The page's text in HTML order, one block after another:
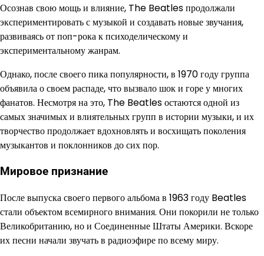
Осознав свою мощь и влияние, The Beatles продолжали
экспериментировать с музыкой и создавать новые звучания,
развиваясь от поп-рока к психоделическому и
экспериментальному жанрам.
Однако, после своего пика популярности, в 1970 году группа
объявила о своем распаде, что вызвало шок и горе у многих
фанатов. Несмотря на это, The Beatles остаются одной из
самых значимых и влиятельных групп в истории музыки, и их
творчество продолжает вдохновлять и восхищать поколения
музыкантов и поклонников до сих пор.
Мировое признание
После выпуска своего первого альбома в 1963 году Beatles
стали объектом всемирного внимания. Они покорили не только
Великобританию, но и Соединенные Штаты Америки. Вскоре
их песни начали звучать в радиоэфире по всему миру.